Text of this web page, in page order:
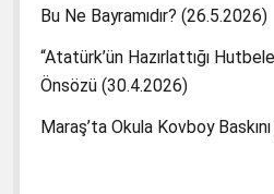
Bu Ne Bayramıdır? (26.5.2026)
“Atatürk’ün Hazırlattığı
Önsözü (30.4.2026)
Maraş’ta Okula Kovboy